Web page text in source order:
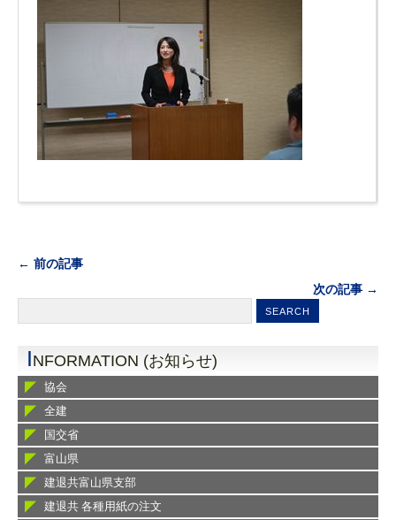
← 前の記事
次の記事 →
INFORMATION (お知らせ)
協会
全建
国交省
富山県
建退共富山県支部
建退共 各種用紙の注文